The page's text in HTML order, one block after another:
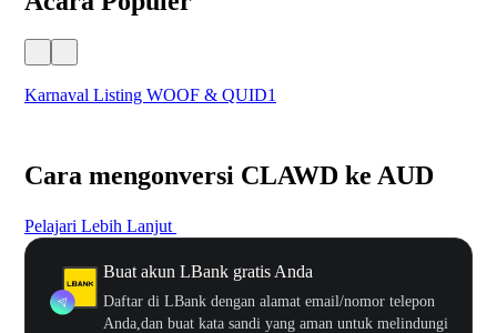
Karnaval Listing WOOF & QUID1
Cara mengonversi CLAWD ke AUD
Pelajari Lebih Lanjut
Buat akun LBank gratis Anda
Daftar di LBank dengan alamat email/nomor telepon
Anda,dan buat kata sandi yang aman untuk melindungi